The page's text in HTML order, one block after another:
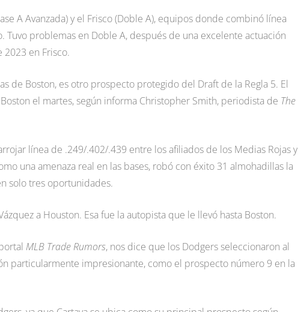
A Avanzada) y el Frisco (Doble A), equipos donde combinó línea
problemas en Doble A, después de una excelente actuación
en Frisco.
de Boston, es otro prospecto protegido del Draft de la Regla 5. El
el martes, según informa Christopher Smith, periodista de The
línea de .249/.402/.439 entre los afiliados de los Medias Rojas y
una amenaza real en las bases, robó con éxito 31 almohadillas la
solo tres oportunidades.
a Houston. Esa fue la autopista que le llevó hasta Boston.
MLB Trade Rumors, nos dice que los Dodgers seleccionaron al
particularmente impresionante, como el prospecto número 9 en la